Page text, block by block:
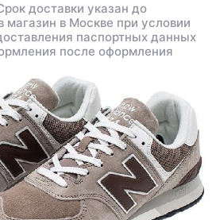
доставки указан до
магазин в Москве при условии
паспортных данных
после оформления